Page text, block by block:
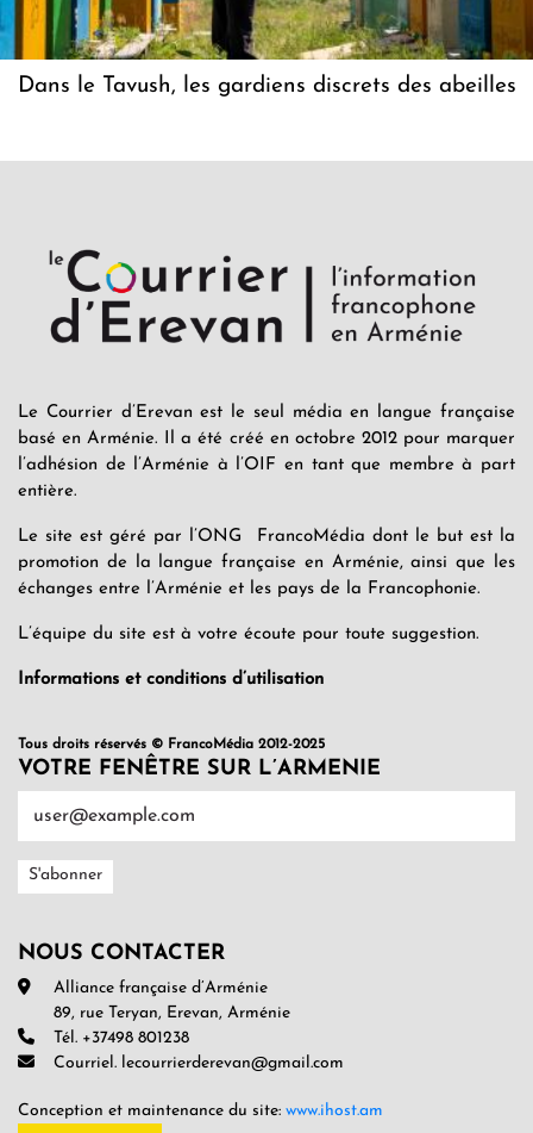
Dans le Tavush, les gardiens discrets des abeilles
Le Courrier d’Erevan est le seul média en langue française
basé en Arménie. Il a été créé en octobre 2012 pour marquer
l’adhésion de l’Arménie à l’OIF en tant que membre à part
entière.
Le site est géré par l’ONG FrancoMédia dont le but est la
promotion de la langue française en Arménie, ainsi que les
échanges entre l’Arménie et les pays de la Francophonie.
L’équipe du site est à votre écoute pour toute suggestion.
Informations et conditions d’utilisation
Tous droits réservés © FrancoMédia 2012-2025
VOTRE FENÊTRE SUR L’ARMENIE
NOUS CONTACTER
Alliance française d’Arménie
89, rue Teryan, Erevan, Arménie
Tél. +37498 801238
Courriel. lecourrierderevan@gmail.com
Conception et maintenance du site: www.ihost.am